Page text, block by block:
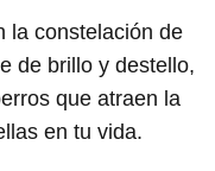
la constelación de
de brillo y destello,
que atraen la
en tu vida.